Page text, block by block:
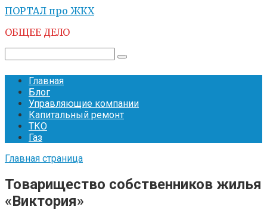
Перейти
контенту
ПОРТАЛ про ЖКХ
ОБЩЕЕ ДЕЛО
Главная
Блог
Управляющие компании
Капитальный ремонт
ТКО
Газ
Главная страница
Товарищество собственников жилья
«Виктория»